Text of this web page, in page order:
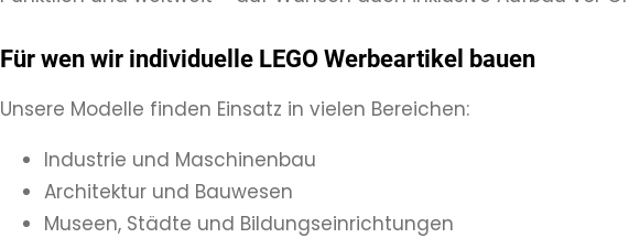
Für wen wir individuelle LEGO Werbeartikel bauen
Unsere Modelle finden Einsatz in vielen Bereichen:
Industrie und Maschinenbau
Architektur und Bauwesen
Museen, Städte und Bildungseinrichtungen